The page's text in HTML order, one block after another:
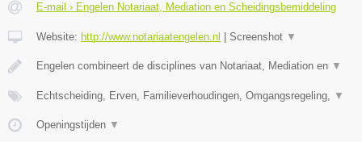
E-mail › Engelen Notariaat, Mediation en Scheidingsbemiddeling
Website: http://www.notariaatengelen.nl Screenshot ▼
Engelen combineert de disciplines van Notariaat, Mediation en ▼
Echtscheiding, Erven, Familieverhoudingen, Omgangsregeling, ▼
Openingstijden ▼